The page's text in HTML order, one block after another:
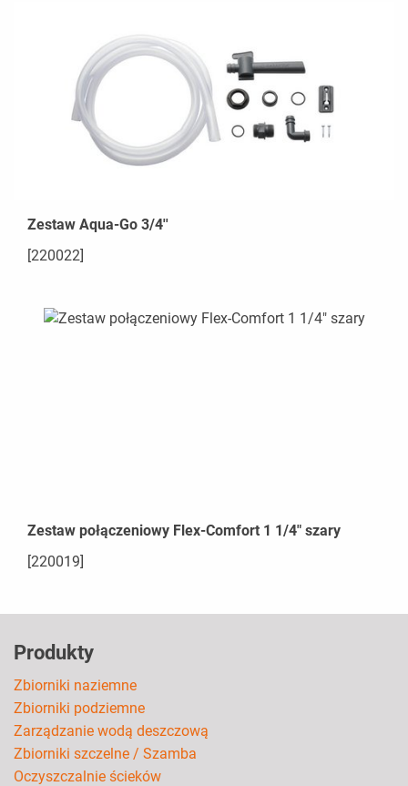
Zestaw Aqua-Go 3/4''
[220022]
Zestaw połączeniowy Flex-Comfort 1 1/4" szary
[220019]
Produkty
Zbiorniki naziemne
Zbiorniki podziemne
Zarządzanie wodą deszczową
Zbiorniki szczelne / Szamba
Oczyszczalnie ścieków